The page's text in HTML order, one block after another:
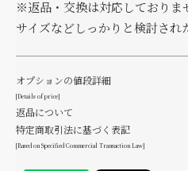
※返品・交換は対応しておりま
サイズなどしっかりと検討され
オプションの値段詳細
[Details of price]
返品について
特定商取引法に基づく表記
[Based on Specified Commercial Transaction Law]